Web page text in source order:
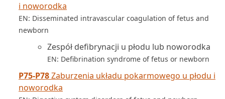
i noworodka
EN: Disseminated intravascular coagulation of fetus and
newborn
Zespół defibrynacji u płodu lub noworodka
EN: Defibrination syndrome of fetus or newborn
P75-P78Zaburzenia układu pokarmowego u płodu i
noworodka